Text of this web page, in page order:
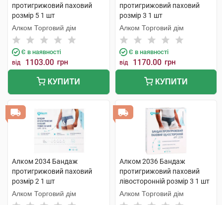
протигрижовий паховий
розмір 5 1 шт
Алком Торговий дім
Є в наявності
від 1103.00 грн
КУПИТИ
протигрижовий паховий
розмір 3 1 шт
Алком Торговий дім
Є в наявності
від 1170.00 грн
КУПИТИ
Алком 2034 Бандаж
протигрижовий паховий
розмір 2 1 шт
Алком Торговий дім
Алком 2036 Бандаж
протигрижовий паховий
лівосторонній розмір 3 1 шт
Алком Торговий дім